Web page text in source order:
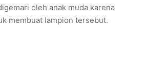
oleh anak muda karena
membuat lampion tersebut.